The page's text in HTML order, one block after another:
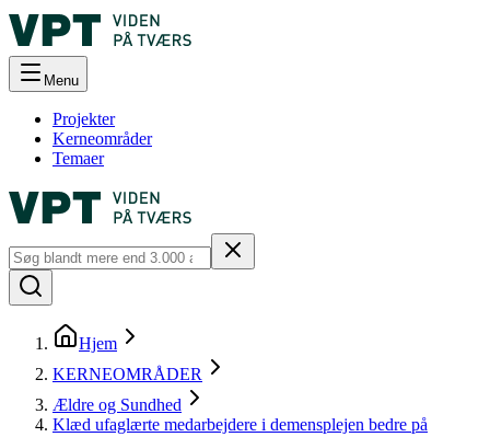
Menu
Projekter
Kerneområder
Temaer
Hjem
KERNEOMRÅDER
Ældre og Sundhed
Klæd ufaglærte medarbejdere i demensplejen bedre på